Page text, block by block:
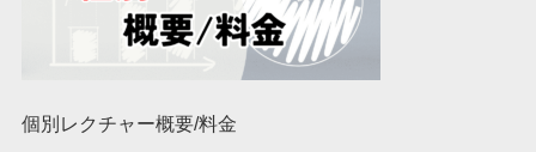
個別レクチャー概要/料金